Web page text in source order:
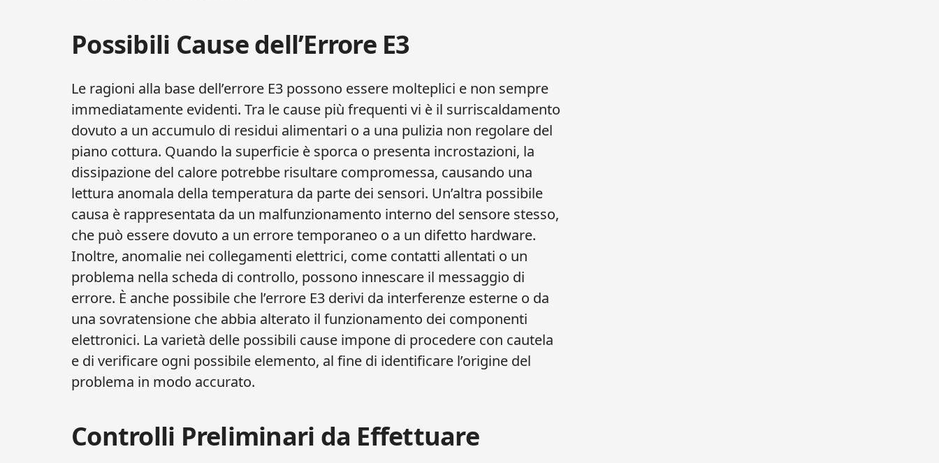
Possibili Cause dell’Errore E3
Le ragioni alla base dell’errore E3 possono essere molteplici e non sempre
immediatamente evidenti. Tra le cause più frequenti vi è il surriscaldamento
dovuto a un accumulo di residui alimentari o a una pulizia non regolare del
piano cottura. Quando la superficie è sporca o presenta incrostazioni, la
dissipazione del calore potrebbe risultare compromessa, causando una
lettura anomala della temperatura da parte dei sensori. Un’altra possibile
causa è rappresentata da un malfunzionamento interno del sensore stesso,
che può essere dovuto a un errore temporaneo o a un difetto hardware.
Inoltre, anomalie nei collegamenti elettrici, come contatti allentati o un
problema nella scheda di controllo, possono innescare il messaggio di
errore. È anche possibile che l’errore E3 derivi da interferenze esterne o da
una sovratensione che abbia alterato il funzionamento dei componenti
elettronici. La varietà delle possibili cause impone di procedere con cautela
e di verificare ogni possibile elemento, al fine di identificare l’origine del
problema in modo accurato.
Controlli Preliminari da Effettuare